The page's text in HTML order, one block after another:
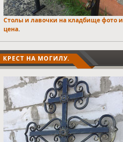
Столы и лавочки на кладбище фото и
цена.
КРЕСТ НА МОГИЛУ.